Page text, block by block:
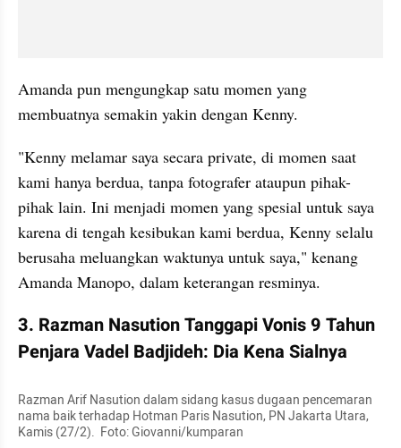
Amanda pun mengungkap satu momen yang
membuatnya semakin yakin dengan Kenny.
"Kenny melamar saya secara private, di momen saat
kami hanya berdua, tanpa fotografer ataupun pihak-
pihak lain. Ini menjadi momen yang spesial untuk saya
karena di tengah kesibukan kami berdua, Kenny selalu
berusaha meluangkan waktunya untuk saya," kenang
Amanda Manopo, dalam keterangan resminya.
3. Razman Nasution Tanggapi Vonis 9 Tahun
Penjara Vadel Badjideh: Dia Kena Sialnya
Razman Arif Nasution dalam sidang kasus dugaan pencemaran
nama baik terhadap Hotman Paris Nasution, PN Jakarta Utara,
Kamis (27/2).  Foto: Giovanni/kumparan